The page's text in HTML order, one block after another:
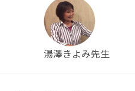
湯澤きよみ先生